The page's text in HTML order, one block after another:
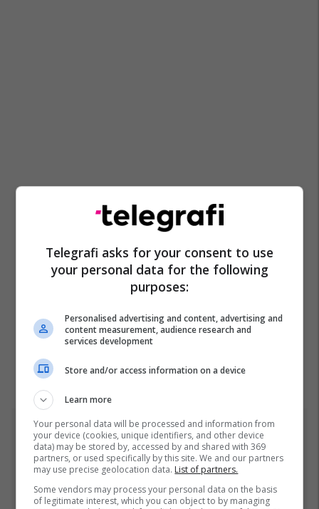
Top 5
Mbappe rendit gjashtë
në historinë e Kupës së
Telegrafi asks for your consent to use
your personal data for the following
purposes:
Personalised advertising and content, advertising and
content measurement, audience research and
services development
Store and/or access information on a device
Learn more
Your personal data will be processed and information from
your device (cookies, unique identifiers, and other device
data) may be stored by, accessed by and shared with 369
partners, or used specifically by this site. We and our partners
may use precise geolocation data. List of partners.
Some vendors may process your personal data on the basis
of legitimate interest, which you can object to by managing